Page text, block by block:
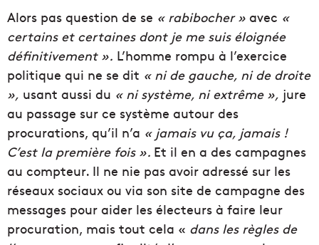
Alors pas question de se « rabibocher » avec «
certains et certaines dont je me suis éloignée
définitivement ». L’homme rompu à l’exercice
politique qui ne se dit « ni de gauche, ni de droite
», usant aussi du « ni système, ni extrême », jure
au passage sur ce système autour des
procurations, qu’il n’a « jamais vu ça, jamais !
C’est la première fois ». Et il en a des campagnes
au compteur. Il ne nie pas avoir adressé sur les
réseaux sociaux ou via son site de campagne des
messages pour aider les électeurs à faire leur
procuration, mais tout cela « dans les règles de